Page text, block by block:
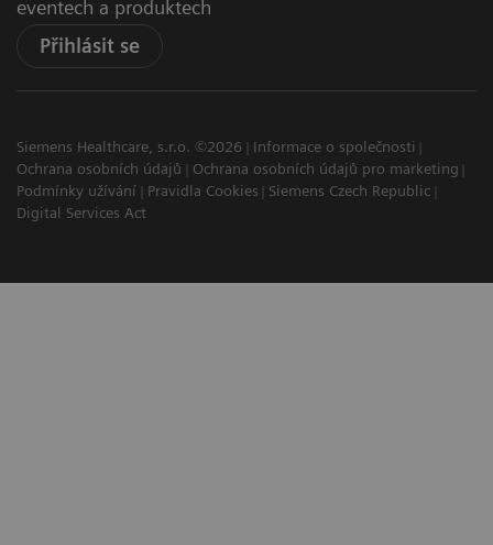
eventech a produktech
Přihlásit se
Siemens Healthcare, s.r.o. ©2026
Informace o společnosti
Ochrana osobních údajů
Ochrana osobních údajů pro marketing
Podmínky užívání
Pravidla Cookies
Siemens Czech Republic
Digital Services Act